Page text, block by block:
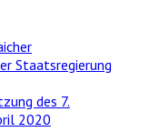
Staatsregierung
des 7.
2020